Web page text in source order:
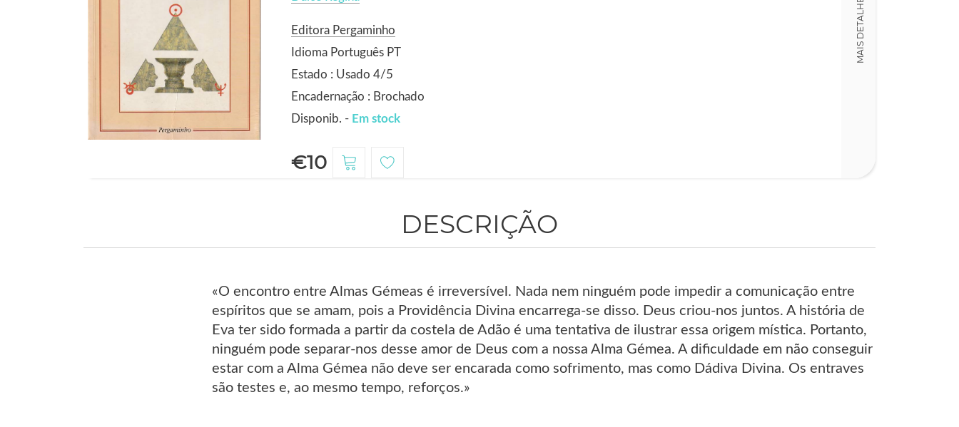
Editora Pergaminho
Idioma Português PT
Estado : Usado 4/5
Encadernação : Brochado
Disponib. - Em stock
€10
MAIS DETALHES
DESCRIÇÃO
«O encontro entre Almas Gémeas é irreversível. Nada nem ninguém pode impedir a comunicação entre
espíritos que se amam, pois a Providência Divina encarrega-se disso. Deus criou-nos juntos. A história de
Eva ter sido formada a partir da costela de Adão é uma tentativa de ilustrar essa origem mística. Portanto,
ninguém pode separar-nos desse amor de Deus com a nossa Alma Gémea. A dificuldade em não conseguir
estar com a Alma Gémea não deve ser encarada como sofrimento, mas como Dádiva Divina. Os entraves
são testes e, ao mesmo tempo, reforços.»